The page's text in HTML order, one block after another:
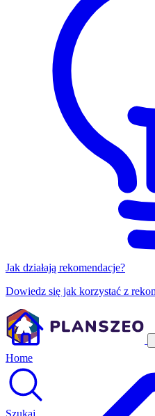
Jak działają rekomendacje?
Dowiedz się jak korzystać z
Home
Szukaj